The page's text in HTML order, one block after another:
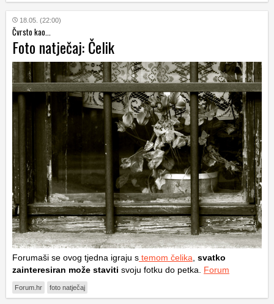
18.05. (22:00)
Čvrsto kao...
Foto natječaj: Čelik
Forumaši se ovog tjedna igraju s temom čelika svatko
zainteresiran može staviti svoju fotku do petka. Forum
Forum.hr foto natječaj